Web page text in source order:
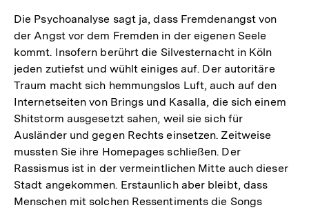
Die Psychoanalyse sagt ja, dass Fremdenangst von
der Angst vor dem Fremden in der eigenen Seele
kommt. Insofern berührt die Silvesternacht in Köln
jeden zutiefst und wühlt einiges auf. Der autoritäre
Traum macht sich hemmungslos Luft, auch auf den
Internetseiten von Brings und Kasalla, die sich einem
Shitstorm ausgesetzt sahen, weil sie sich für
Ausländer und gegen Rechts einsetzen. Zeitweise
mussten Sie ihre Homepages schließen. Der
Rassismus ist in der vermeintlichen Mitte auch dieser
Stadt angekommen. Erstaunlich aber bleibt, dass
Menschen mit solchen Ressentiments die Songs